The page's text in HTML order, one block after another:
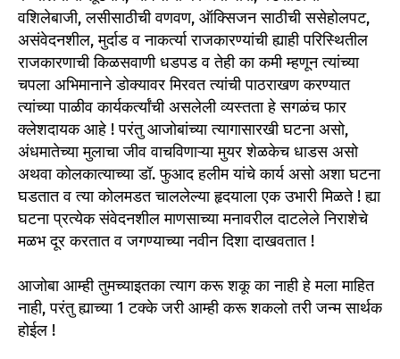
वशिलेबाजी, लसीसाठीची वणवण, ऑक्सिजन साठीची ससेहोलपट,
असंवेदनशील, मुर्दाड व नाकर्त्या राजकारण्यांची ह्याही परिस्थितील
राजकारणाची किळसवाणी धडपड व तेही का कमी म्हणून त्यांच्या
चपला अभिमानाने डोक्यावर मिरवत त्यांची पाठराखण करण्यात
त्यांच्या पाळीव कार्यकर्त्यांची असलेली व्यस्तता हे सगळंच फार
क्लेशदायक आहे ! परंतु आजोबांच्या त्यागासारखी घटना असो,
अंधमातेच्या मुलाचा जीव वाचविणाऱ्या मुयर शेळकेच धाडस असो
अथवा कोलकात्याच्या डॉ. फुआद हलीम यांचे कार्य असो अशा घटना
घडतात व त्या कोलमडत चाललेल्या हृदयाला एक उभारी मिळते ! ह्या
घटना प्रत्येक संवेदनशील माणसाच्या मनावरील दाटलेले निराशेचे
मळभ दूर करतात व जगण्याच्या नवीन दिशा दाखवतात !
आजोबा आम्ही तुमच्याइतका त्याग करू शकू का नाही हे मला माहित
नाही, परंतु ह्याच्या 1 टक्के जरी आम्ही करू शकलो तरी जन्म सार्थक
होईल !